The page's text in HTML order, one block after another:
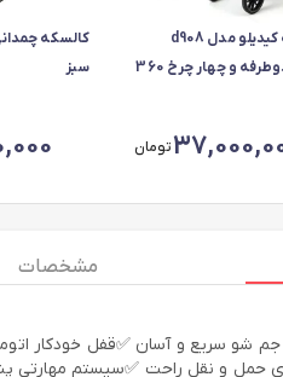
کالسکه کیدیلو مدل d908
دسته دوطرفه و چهار چرخ 360
تومان
سبز
مشخصات
حمل و نقل راحت ✅سیستم مهارتی